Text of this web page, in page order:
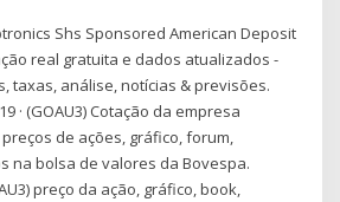
Shs Sponsored American Deposit
real gratuita e dados atualizados -
taxas, análise, notícias & previsões.
· (GOAU3) Cotação da empresa
preços de ações, gráfico, forum,
na bolsa de valores da Bovespa.
preço da ação, gráfico, book,